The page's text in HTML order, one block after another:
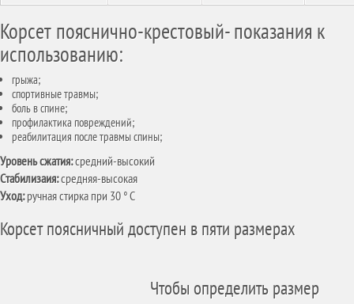
Корсет пояснично-крестовый- показания к
использованию:
грыжа;
спортивные травмы;
боль в спине;
профилактика повреждений;
реабилитация после травмы спины;
Уровень сжатия:средний-высокий
Стабилизаия:средняя-высокая
Уход:ручная стирка при 30 ° C
Корсет поясничный доступен в пяти размерах
Чтобы определить размер